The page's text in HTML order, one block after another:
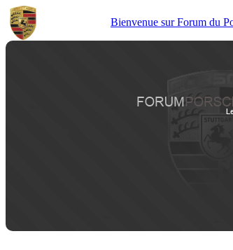
Bienvenue sur Forum du